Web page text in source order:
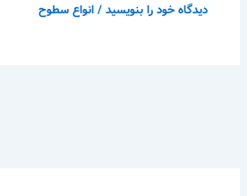
دیدگاه‌ خود را بنویسید /انواع سطوح